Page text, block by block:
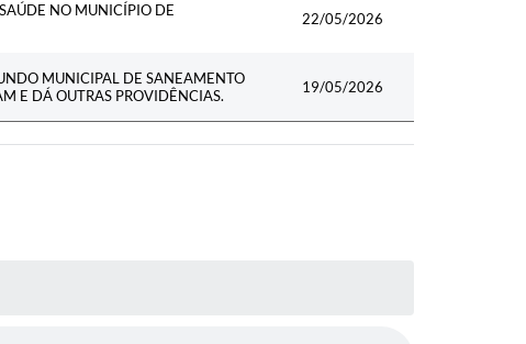
NO MUNICÍPIO DE
22/05/2026
MUNICIPAL DE SANEAMENTO
E DÁ OUTRAS PROVIDÊNCIAS.
19/05/2026